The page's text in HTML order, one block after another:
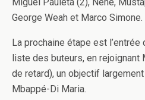
George Weah et Marco Simone.
La prochaine étape est
liste des buteurs, en rejoignant
de retard), un objectif
Mbappé-Di Maria.